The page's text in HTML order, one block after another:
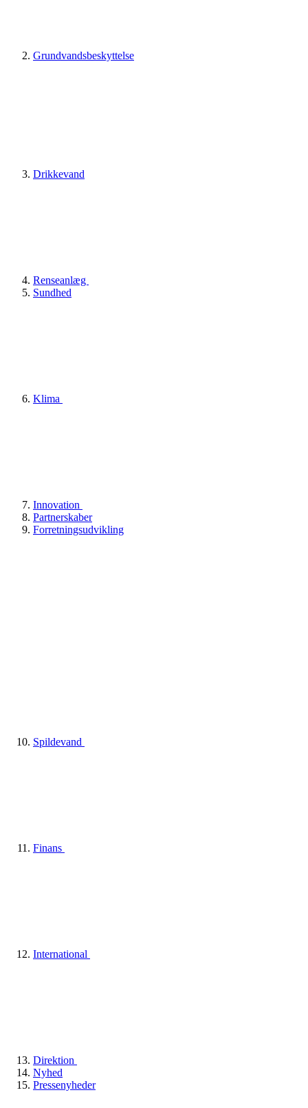
Grundvandsbeskyttelse
Drikkevand
Renseanlæg
Sundhed
Klima
Innovation
Partnerskaber
Forretningsudvikling
Spildevand
Finans
International
Direktion
Nyhed
Pressenyheder